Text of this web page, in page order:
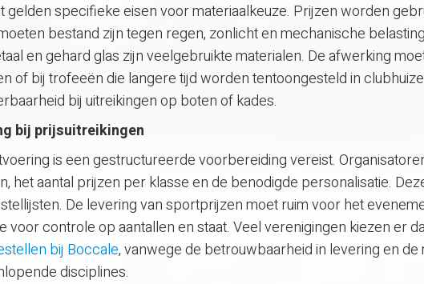
gelden specifieke eisen voor materiaalkeuze. Prijzen worden
bestand zijn tegen regen, zonlicht en mechanische
en gehard glas zijn veelgebruikte materialen. De afwerking
of bij trofeeën die langere tijd worden tentoongesteld in
bij uitreikingen op boten of kades.
bij prijsuitreikingen
is een gestructureerde voorbereiding vereist.
het aantal prijzen per klasse en de benodigde personalisatie.
De levering van sportprijzen moet ruim voor het
voor controle op aantallen en staat. Veel verenigingen kiezen er
bij Boccale, vanwege de betrouwbaarheid in levering en de
disciplines.